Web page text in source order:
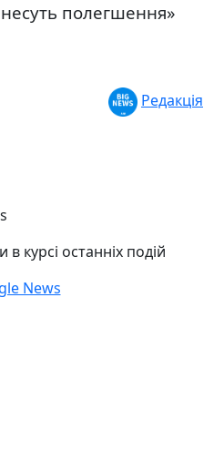
полегшення»
Редакція
курсі останніх подій
News